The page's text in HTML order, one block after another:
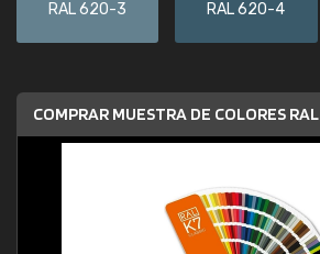
RAL 620-3 RAL 620-4
COMPRAR MUESTRA DE COLORES RAL